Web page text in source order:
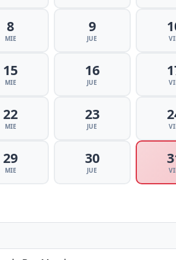
8
MIE
9
JUE
15
MIE
16
JUE
22
MIE
23
JUE
29
MIE
30
JUE